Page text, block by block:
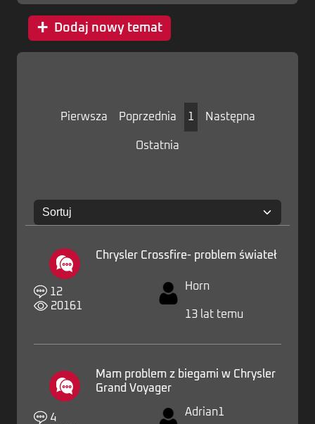
Forum
Artykuły
Zaloguj
+ Dodaj nowy temat
Pierwsza Poprzednia 1 Następna
Ostatnia
Chrysler Crossfire- problem świateł
12
20161
Horn
13 lat temu
Mam problem z biegami w Chrysler
Grand Voyager
4
Adrian1